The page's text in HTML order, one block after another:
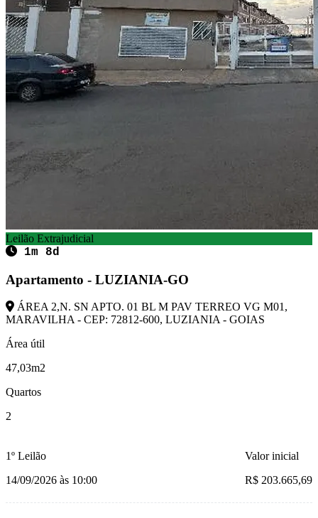
Leilão Extrajudicial
1m 8d
Apartamento - LUZIANIA-GO
ÁREA 2,N. SN APTO. 01 BL M PAV TERREO VG M01,
MARAVILHA - CEP: 72812-600, LUZIANIA - GOIAS
Área útil
47,03m2
Quartos
2
1º Leilão
14/09/2026 às 10:00
Valor inicial
R$ 203.665,69